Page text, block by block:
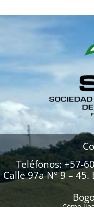
Teléfonos: +57-
Calle 97a N° 9 –